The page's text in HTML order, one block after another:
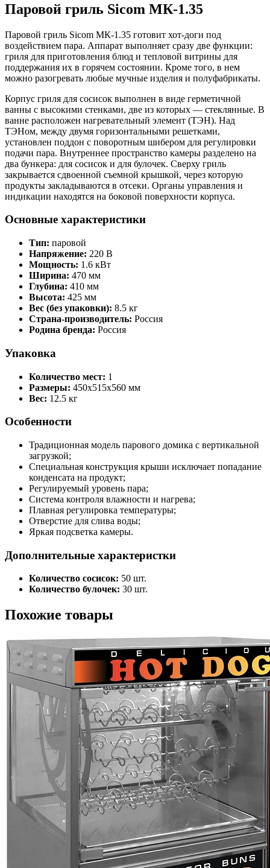
Паровой гриль Sicom МК-1.35
Паровой гриль Sicom МК-1.35 готовит хот-доги под
воздействием пара. Аппарат выполняет сразу две функции:
гриля для приготовления блюд и тепловой витрины для
поддержания их в горячем состоянии. Кроме того, в нем
можно разогревать любые мучные изделия и полуфабрикаты.
Корпус гриля для сосисок выполнен в виде герметичной
ванны с высокими стенками, две из которых — стеклянные. В
ванне расположен нагревательный элемент (ТЭН). Над
ТЭНом, между двумя горизонтальными решетками,
установлен поддон с поворотным шибером для регулировки
подачи пара. Внутреннее пространство камеры разделено на
два бункера: для сосисок и для булочек. Сверху гриль
закрывается сдвоенной съемной крышкой, через которую
продукты закладываются в отсеки. Органы управления и
индикации находятся на боковой поверхности корпуса.
Основные характеристики
Тип: паровой
Напряжение: 220 В
Мощность: 1.6 кВт
Ширина: 470 мм
Глубина: 410 мм
Высота: 425 мм
Вес (без упаковки): 8.5 кг
Страна-производитель: Россия
Родина бренда: Россия
Упаковка
Количество мест: 1
Размеры: 450x515x560 мм
Вес: 12.5 кг
Особенности
Традиционная модель парового домика с вертикальной
загрузкой;
Специальная конструкция крыши исключает попадание
конденсата на продукт;
Регулируемый уровень пара;
Система контроля влажности и нагрева;
Плавная регулировка температуры;
Отверстие для слива воды;
Яркая подсветка камеры.
Дополнительные характеристки
Количество сосисок: 50 шт.
Количество булочек: 30 шт.
Похожие товары